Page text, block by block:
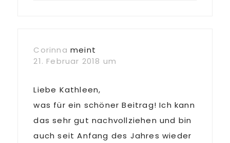
Corinna meint
21. Februar 2018 um
Liebe Kathleen,
was für ein schöner Beitrag! Ich kann
das sehr gut nachvollziehen und bin
auch seit Anfang des Jahres wieder